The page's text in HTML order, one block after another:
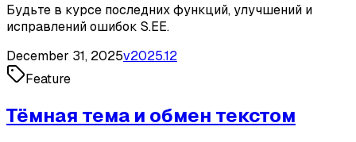
Будьте в курсе последних функций, улучшений и
исправлений ошибок S.EE.
December 31, 2025v2025.12
Feature
Тёмная тема и обмен текстом